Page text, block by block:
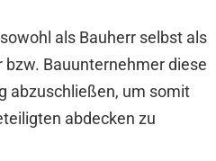
als Bauherr selbst als
Bauunternehmer diese
abzuschließen, um somit
abdecken zu